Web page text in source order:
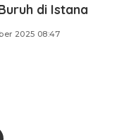
di Istana
2025 08:47